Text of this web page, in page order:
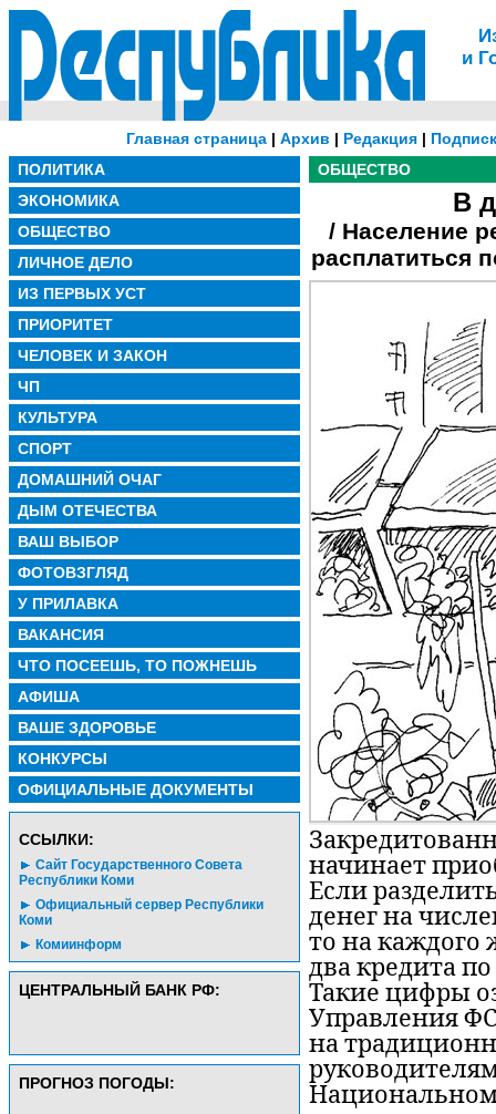
и
Главная страница| Архив | Редакция|
ПОЛИТИКА
ЭКОНОМИКА
ОБЩЕСТВО
ЛИЧНОЕ ДЕЛО
ИЗ ПЕРВЫХ УСТ
ПРИОРИТЕТ
ЧЕЛОВЕК И ЗАКОН
ЧП
КУЛЬТУРА
СПОРТ
ДОМАШНИЙ ОЧАГ
ДЫМ ОТЕЧЕСТВА
ВАШ ВЫБОР
ФОТОВЗГЛЯД
У ПРИЛАВКА
ВАКАНСИЯ
ЧТО ПОСЕЕШЬ, ТО ПОЖНЕШЬ
АФИША
ВАШЕ ЗДОРОВЬЕ
КОНКУРСЫ
ОФИЦИАЛЬНЫЕ ДОКУМЕНТЫ
CСЫЛКИ:
Сайт Государственного Совета
Республики Коми
Официальный сервер Республики
Коми
Комиинформ
ЦЕНТРАЛЬНЫЙ БАНК РФ:
ПРОГНОЗ ПОГОДЫ:
ОБЩЕСТВО
В
/ Население
расплатиться
начинает
Если
денег на
то на каждого
два кредита
Такие цифры
Управления
на